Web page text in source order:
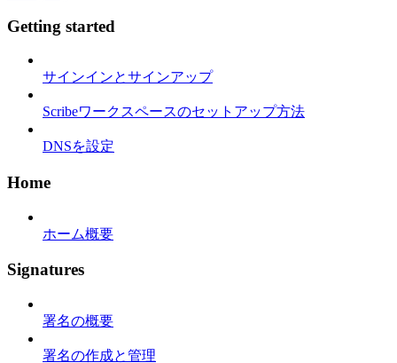
Getting started
サインインとサインアップ
Scribeワークスペースのセットアップ方法
DNSを設定
Home
ホーム概要
Signatures
署名の概要
署名の作成と管理